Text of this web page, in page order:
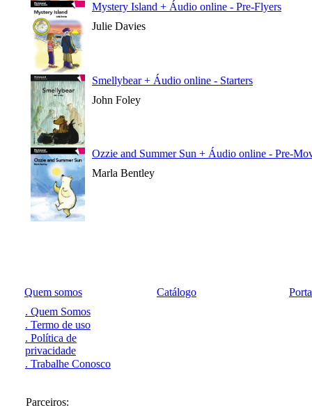
Mystery Island + Áudio online - Pre-Flyers
Julie Davies
Smellybear + Áudio online - Starters
John Foley
Ozzie and Summer Sun + Áudio online - Pre-
Marla Bentley
Quem somos
. Quem Somos
. Termo de uso
. Política de
privacidade
. Trabalhe Conosco
Catálogo
Parceiros: